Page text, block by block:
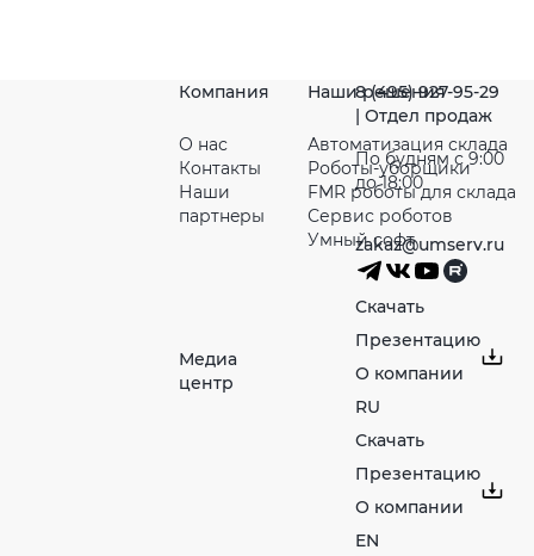
Компания
О нас
Контакты
Наши
партнeры
Медиа
центр
Наши решения
Автоматизация склада
Роботы-уборщики
FMR роботы для склада
Сервис роботов
Умный софт
8 (495) 927-95-29
| Отдел продаж
По будням с 9:00
до 18:00
zakaz@umserv.ru
Скачать
Презентацию
О компании
RU
Скачать
Презентацию
О компании
EN